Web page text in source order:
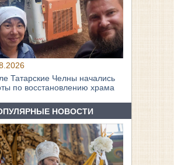
Татарские Челны начались
по восстановлению храма
НОВОСТИ